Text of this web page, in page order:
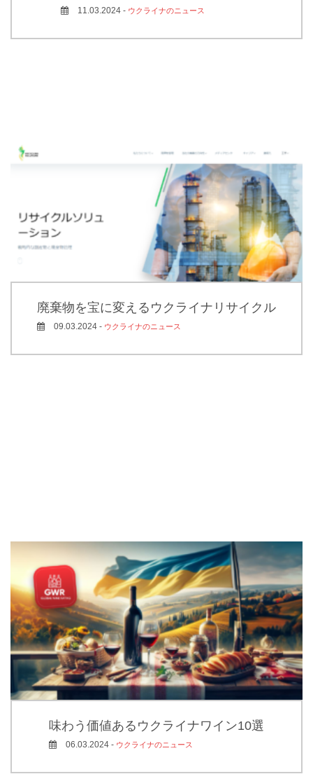
11.03.2024 - ウクライナのニュース
廃棄物を宝に変えるウクライナリサイクル
09.03.2024 - ウクライナのニュース
味わう価値あるウクライナワイン10選
06.03.2024 - ウクライナのニュース